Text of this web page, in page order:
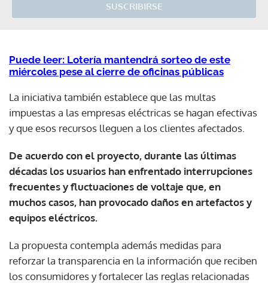
SUSCRIBIRSE
Puede leer: Lotería mantendrá sorteo de este
miércoles pese al cierre de oficinas públicas
La iniciativa también establece que las multas
impuestas a las empresas eléctricas se hagan efectivas
y que esos recursos lleguen a los clientes afectados.
De acuerdo con el proyecto, durante las últimas
décadas los usuarios han enfrentado interrupciones
frecuentes y fluctuaciones de voltaje que, en
muchos casos, han provocado daños en artefactos y
equipos eléctricos.
La propuesta contempla además medidas para
reforzar la transparencia en la información que reciben
los consumidores y fortalecer las reglas relacionadas